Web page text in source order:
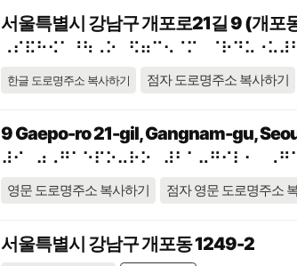
서울특별시 강남구 개포로21길 9 (개포
한글 도로명주소 복사하기 점자 도로명주소 복사하기
9 Gaepo-ro 21-gil, Gangnam-gu,
영문 도로명주소 복사하기 점자 영문 도로명주소
서울특별시 강남구 개포동 1249-2